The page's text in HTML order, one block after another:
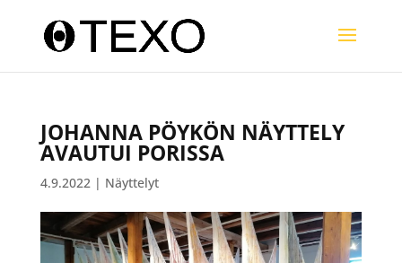
JOHANNA PÖYKÖN NÄYTTELY
AVAUTUI PORISSA
4.9.2022| Näyttelyt